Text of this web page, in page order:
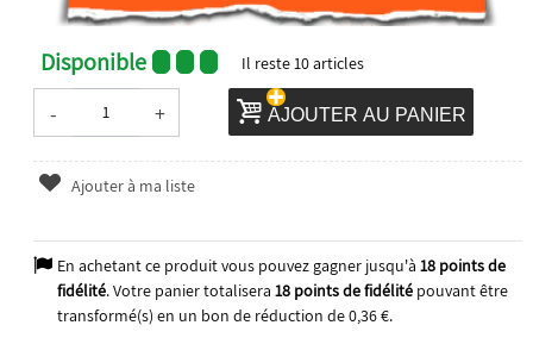
Disponible Il reste10articles
- + AJOUTER AU PANIER
Ajouter à ma liste
En achetant ce produit vous pouvez gagner jusqu'à 18points de
fidélité. Votre panier totalisera 18points de fidélitépouvant être
transformé(s) en un bon de réduction de0,36 €.